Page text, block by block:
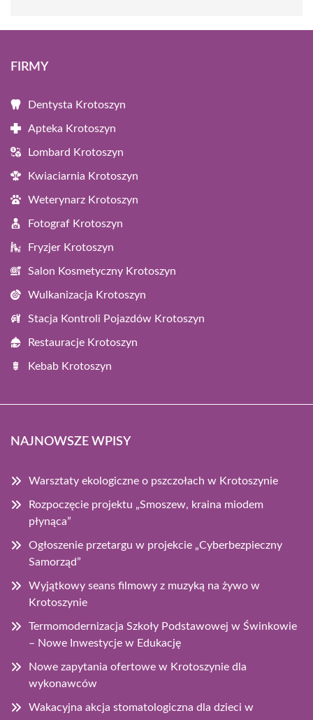
FIRMY
Dentysta Krotoszyn
Apteka Krotoszyn
Lombard Krotoszyn
Kwiaciarnia Krotoszyn
Weterynarz Krotoszyn
Fotograf Krotoszyn
Fryzjer Krotoszyn
Salon Kosmetyczny Krotoszyn
Wulkanizacja Krotoszyn
Stacja Kontroli Pojazdów Krotoszyn
Restauracje Krotoszyn
Kebab Krotoszyn
NAJNOWSZE WPISY
Warsztaty ekologiczne o pszczołach w Krotoszynie
Rozpoczęcie projektu „Smoszew, kraina miodem
płynąca”
Ogłoszenie przetargu w projekcie „Cyberbezpieczny
Samorząd”
Wyjątkowy seans filmowy z muzyką na żywo w
Krotoszynie
Termomodernizacja Szkoły Podstawowej w Świnkowie
– Nowe Inwestycje w Edukację
Nowe zapytania ofertowe w Krotoszynie dla
wykonawców
Wakacyjna akcja stomatologiczna dla dzieci w